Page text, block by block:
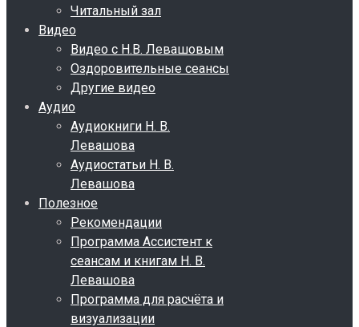
Читальный зал
Видео
Видео с Н.В. Левашовым
Оздоровительные сеансы
Другие видео
Аудио
Аудиокниги Н. В.
Левашова
Аудиостатьи Н. В.
Левашова
Полезное
Рекомендации
Программа Ассистент к
сеансам и книгам Н. В.
Левашова
Программа для расчёта и
визуализации